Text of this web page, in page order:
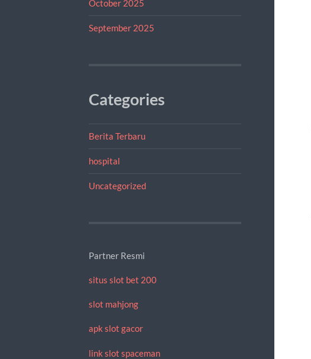
October 2025
September 2025
Categories
Berita Terbaru
hospital
Uncategorized
Partner Resmi
situs slot bet 200
slot mahjong
apk slot gacor
link slot spaceman